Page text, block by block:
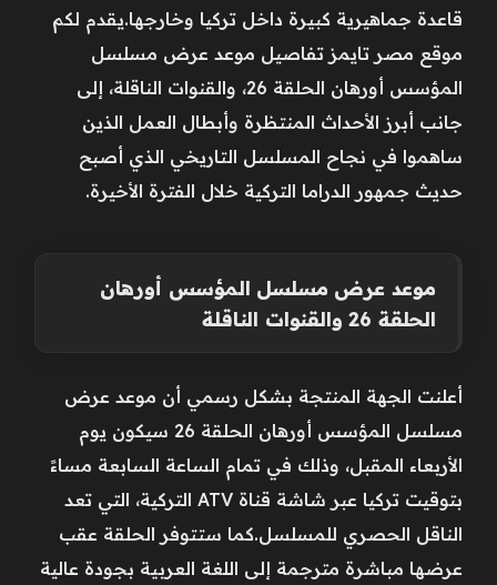
قاعدة جماهيرية كبيرة داخل تركيا وخارجها.يقدم لكم
موقع مصر تايمز تفاصيل موعد عرض مسلسل
المؤسس أورهان الحلقة 26، والقنوات الناقلة، إلى
جانب أبرز الأحداث المنتظرة وأبطال العمل الذين
ساهموا في نجاح المسلسل التاريخي الذي أصبح
حديث جمهور الدراما التركية خلال الفترة الأخيرة.
موعد عرض مسلسل المؤسس أورهان
الحلقة 26 والقنوات الناقلة
أعلنت الجهة المنتجة بشكل رسمي أن موعد عرض
مسلسل المؤسس أورهان الحلقة 26 سيكون يوم
الأربعاء المقبل، وذلك في تمام الساعة السابعة مساءً
بتوقيت تركيا عبر شاشة قناة ATV التركية، التي تعد
الناقل الحصري للمسلسل.كما ستتوفر الحلقة عقب
عرضها مباشرة مترجمة إلى اللغة العربية بجودة عالية